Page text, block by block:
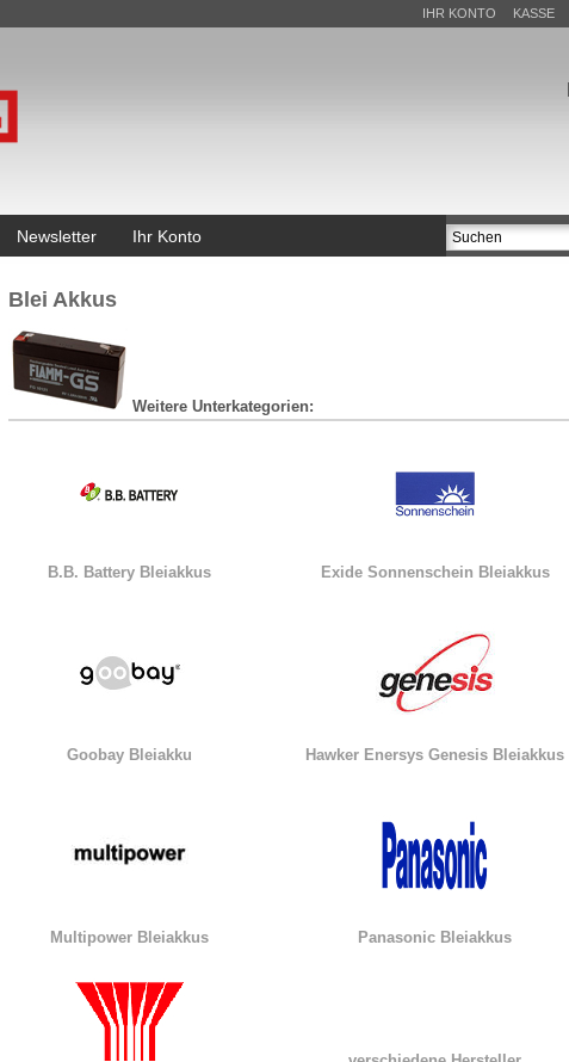
IHR KONTO KASSE
Newsletter Ihr Konto
Blei Akkus
Weitere Unterkategorien:
B.B. Battery Bleiakkus Exide Sonnenschein Bleiakkus
Goobay Bleiakku Hawker Enersys Genesis Bleiakkus
Multipower Bleiakkus Panasonic Bleiakkus